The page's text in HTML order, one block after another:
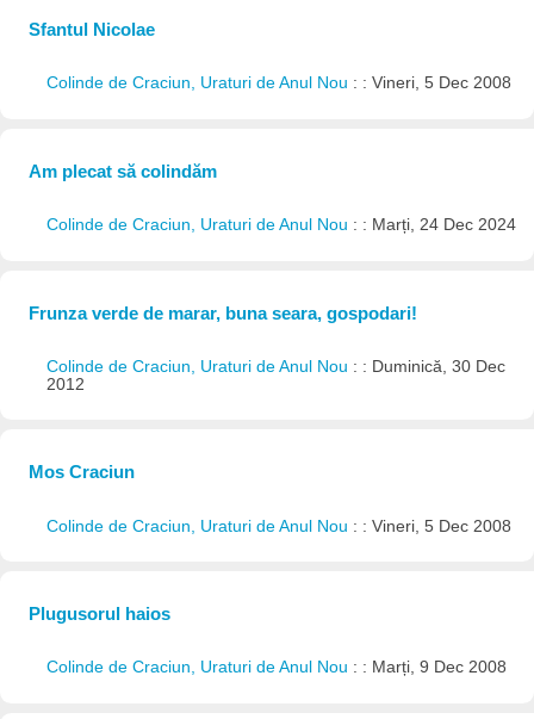
Sfantul Nicolae
Colinde de Craciun, Uraturi de Anul Nou : : Vineri, 5 Dec 2008
Am plecat să colindăm
Colinde de Craciun, Uraturi de Anul Nou : : Marți, 24 Dec 2024
Frunza verde de marar, buna seara, gospodari!
Colinde de Craciun, Uraturi de Anul Nou : : Duminică, 30 Dec
2012
Mos Craciun
Colinde de Craciun, Uraturi de Anul Nou : : Vineri, 5 Dec 2008
Plugusorul haios
Colinde de Craciun, Uraturi de Anul Nou : : Marți, 9 Dec 2008